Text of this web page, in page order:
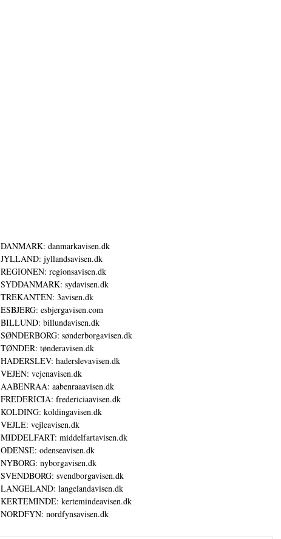
DANMARK: danmarkavisen.dk
JYLLAND: jyllandsavisen.dk
REGIONEN: regionsavisen.dk
SYDDANMARK: sydavisen.dk
TREKANTEN: 3avisen.dk
ESBJERG: esbjergavisen.com
BILLUND: billundavisen.dk
SØNDERBORG: sønderborgavisen.dk
TØNDER: tønderavisen.dk
HADERSLEV: haderslevavisen.dk
VEJEN: vejenavisen.dk
AABENRAA: aabenraaavisen.dk
FREDERICIA: fredericiaavisen.dk
KOLDING: koldingavisen.dk
VEJLE: vejleavisen.dk
MIDDELFART: middelfartavisen.dk
ODENSE: odenseavisen.dk
NYBORG: nyborgavisen.dk
SVENDBORG: svendborgavisen.dk
LANGELAND: langelandavisen.dk
KERTEMINDE: kertemindeavisen.dk
NORDFYN: nordfynsavisen.dk